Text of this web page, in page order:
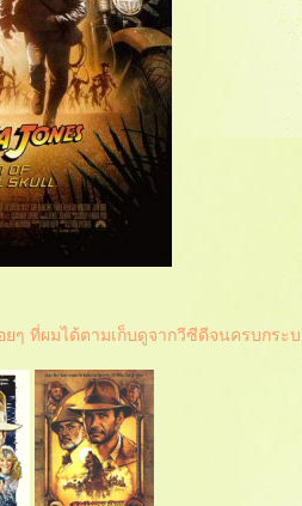
ที่ผมได้ตามเก็บดูจากวีซีดีจนครบกระบ